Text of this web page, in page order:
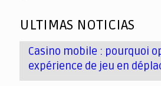
ULTIMAS NOTICIAS
Casino mobile : pourquoi
expérience de jeu en